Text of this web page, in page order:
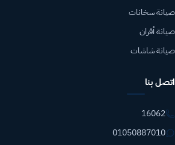
صيانة سخانات
صيانة أفران
صيانة شاشات
اتصل بنا
16062
01050887010